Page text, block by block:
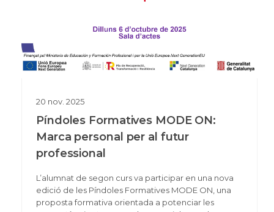
20 nov. 2025
Píndoles Formatives MODE ON:
Marca personal per al futur
professional
L’alumnat de segon curs va participar en una nova
edició de les Píndoles Formatives MODE ON, una
proposta formativa orientada a potenciar les